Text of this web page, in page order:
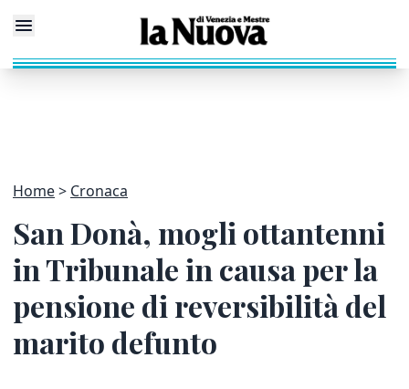
Home Cronaca
San Donà, mogli ottantenni
in Tribunale in causa per la
pensione di reversibilità del
marito defunto